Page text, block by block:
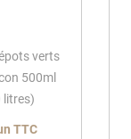
verts
500ml
litres)
TTC